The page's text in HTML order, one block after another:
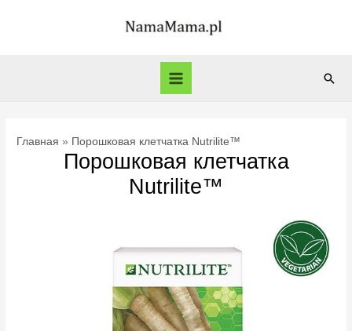
Main
Главная Порошковая клетчатка Nutrilite™
Порошковая клетчатка
Nutrilite™